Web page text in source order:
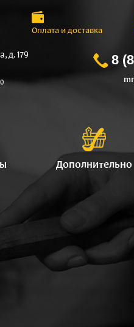
Оплата и доставка
д. 179 8
Дополнительно